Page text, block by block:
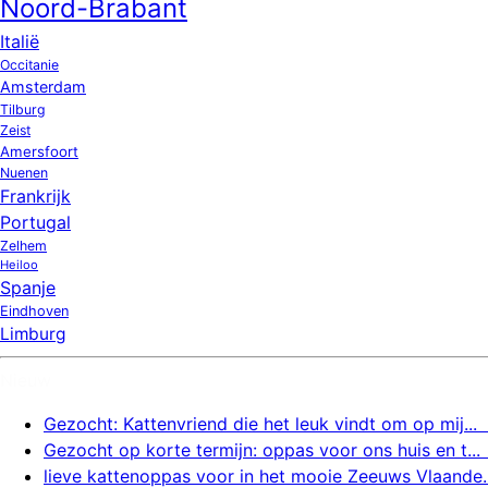
Noord-Brabant
Italië
Occitanie
Amsterdam
Tilburg
Zeist
Amersfoort
Nuenen
Frankrijk
Portugal
Zelhem
Heiloo
Spanje
Eindhoven
Limburg
Gezocht: Kattenvriend die het leuk vindt om op mij...
Gezocht op korte termijn: oppas voor ons huis en t...
lieve kattenoppas voor in het mooie Zeeuws